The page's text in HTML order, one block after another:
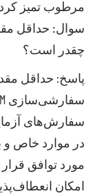
مرطوب تمیز
چقدر است؟
پاسخ: حداقل
سفارش‌های
در موارد خاص و
امکان